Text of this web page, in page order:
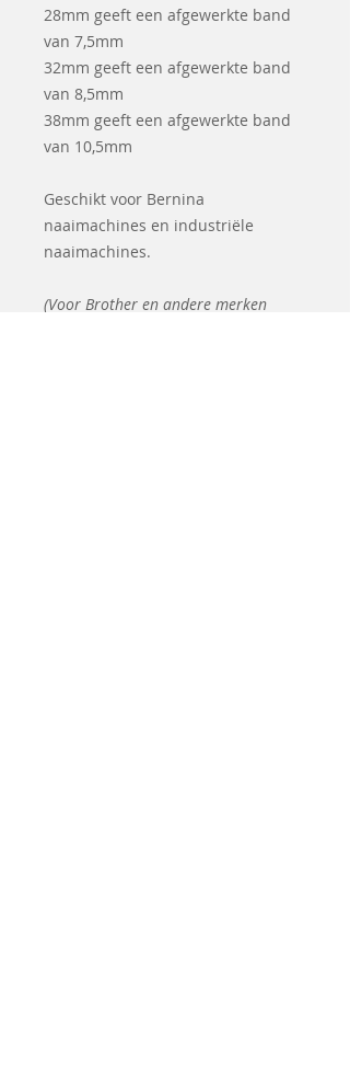
28mm geeft een afgewerkte band
van 7,5mm
32mm geeft een afgewerkte band
van 8,5mm
38mm geeft een afgewerkte band
van 10,5mm
Geschikt voor Bernina
naaimachines en industriële
naaimachines.
(Voor Brother en andere merken